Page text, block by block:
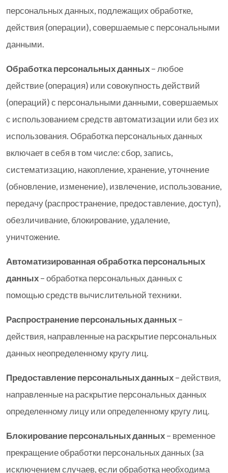
персональных данных, подлежащих обработке,
действия (операции), совершаемые с персональными
данными.
Обработка персональных данных– любое
действие (операция) или совокупность действий
(операций) с персональными данными, совершаемых
с использованием средств автоматизации или без их
использования. Обработка персональных данных
включает в себя в том числе: сбор, запись,
систематизацию, накопление, хранение, уточнение
(обновление, изменение), извлечение, использование,
передачу (распространение, предоставление, доступ),
обезличивание, блокирование, удаление,
уничтожение.
Автоматизированная обработка персональных
данных– обработка персональных данных с
помощью средств вычислительной техники.
Распространение персональных данных–
действия, направленные на раскрытие персональных
данных неопределенному кругу лиц.
Предоставление персональных данных– действия,
направленные на раскрытие персональных данных
определенному лицу или определенному кругу лиц.
Блокирование персональных данных– временное
прекращение обработки персональных данных (за
исключением случаев, если обработка необходима